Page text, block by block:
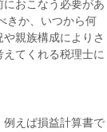
おこなう必要があ
きか、いつから何
親族構成によりさ
てくれる税理士に
例えば損益計算書で